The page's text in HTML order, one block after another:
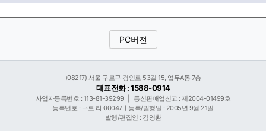
PC버젼
(08217) 서울 구로구 경인로 53길 15, 업무A동 7층
대표전화 : 1588-0914
사업자등록번호 : 113-81-39299
통신판매업신고 : 제2004-01499호
등록번호 : 구로 라 00047ㅣ등록/발행일 : 2005년 9월 21일
발행/편집인 : 김영환